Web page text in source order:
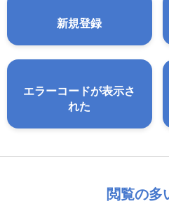
新規登録
エラーコードが表示さ
れた
閲覧の多